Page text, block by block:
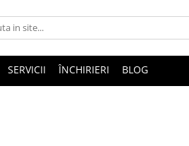
SERVICII ÎNCHIRIERI BLOG